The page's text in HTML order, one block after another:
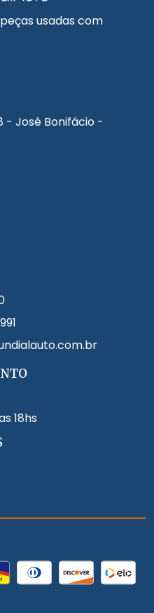
usadas com
- José Bonifácio -
18hs